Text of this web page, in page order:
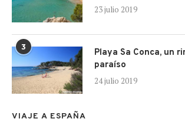
23 julio 2019
3
Playa Sa Conca, un
paraíso
24 julio 2019
VIAJE A ESPAÑA